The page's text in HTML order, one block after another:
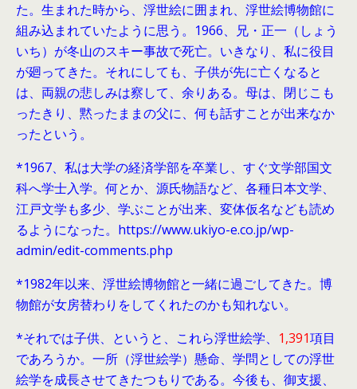
た。生まれた時から、浮世絵に囲まれ、浮世絵博物館に
組み込まれていたように思う。1966、兄・正一（しょう
いち）が冬山のスキー事故で死亡。いきなり、私に役目
が廻ってきた。それにしても、子供が先に亡くなると
は、両親の悲しみは察して、余りある。母は、閉じこも
ったきり、黙ったままの父に、何も話すことが出来なか
ったという。
*1967、私は大学の経済学部を卒業し、すぐ文学部国文
科へ学士入学。何とか、源氏物語など、各種日本文学、
江戸文学も多少、学ぶことが出来、変体仮名なども読め
るようになった。https://www.ukiyo-e.co.jp/wp-
admin/edit-comments.php
*1982年以来、浮世絵博物館と一緒に過ごしてきた。博
物館が女房替わりをしてくれたのかも知れない。
*それでは子供、というと、これら浮世絵学、 1,391項目
であろうか。一所（浮世絵学）懸命、学問としての浮世
絵学を成長させてきたつもりである。今後も、御支援、